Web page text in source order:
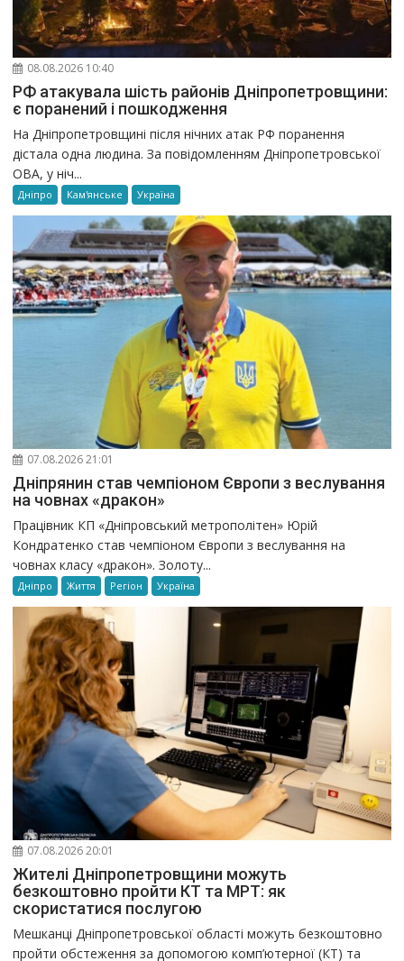
08.08.2026 10:40
РФ атакувала шість районів Дніпропетровщини:
є поранений і пошкодження
На Дніпропетровщині після нічних атак РФ поранення
дістала одна людина. За повідомленням Дніпропетровської
ОВА, у ніч...
Дніпро Кам'янське Україна
07.08.2026 21:01
Дніпрянин став чемпіоном Європи з веслування
на човнах «дракон»
Працівник КП «Дніпровський метрополітен» Юрій
Кондратенко став чемпіоном Європи з веслування на
човнах класу «дракон». Золоту...
Дніпро Життя Регіон Україна
07.08.2026 20:01
Жителі Дніпропетровщини можуть
безкоштовно пройти КТ та МРТ: як
скористатися послугою
Мешканці Дніпропетровської області можуть безкоштовно
пройти обстеження за допомогою комп’ютерної (КТ) та